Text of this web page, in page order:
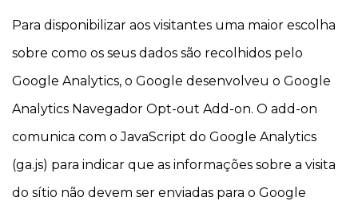
Para disponibilizar aos visitantes uma maior escolha
sobre como os seus dados são recolhidos pelo
Google Analytics, o Google desenvolveu o Google
Analytics Navegador Opt-out Add-on. O add-on
comunica com o JavaScript do Google Analytics
(ga.js) para indicar que as informações sobre a visita
do sítio não devem ser enviadas para o Google